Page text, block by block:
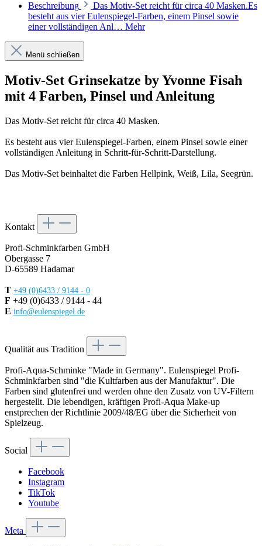
Beschreibung
Das Motiv-Set reicht für circa 40 Masken.Es
besteht aus vier Eulenspiegel-Farben, einem Pinsel sowie
einer vollständigen Anl… Mehr
Menü schließen
Motiv-Set Grinsekatze by Yvonne Fisah
mit 4 Farben, Pinsel und Anleitung
Das Motiv-Set reicht für circa 40 Masken.
Es besteht aus vier Eulenspiegel-Farben, einem Pinsel sowie einer
vollständigen Anleitung in Schritt-für-Schritt-Darstellung.
Das Motiv-Set beinhaltet die Farben Hellpink, Weiß, Lila, Seegrün.
Kontakt
Profi-Schminkfarben GmbH
Obergasse 7
D-65589 Hadamar
T +49 (0)6433 / 9144 - 0
F +49 (0)6433 / 9144 - 44
E info@eulenspiegel.de
Qualität aus Tradition
Profi-Aqua-Schminke "Made in Germany". Eulenspiegel Profi-
Schminkfarben sind "die Kultfarben aus der Manufaktur". Die
Farben sind glutenfrei und werden ohne den Zusatz von UV-Filtern
hergestellt. Die lebendigen, kräftigen Profi-Aqua Make-up
enstprechen der Richtlinie 2009/48/EG über die Sicherheit von
Spielzeug.
Social
Facebook
Instagram
TikTok
Youtube
Meta